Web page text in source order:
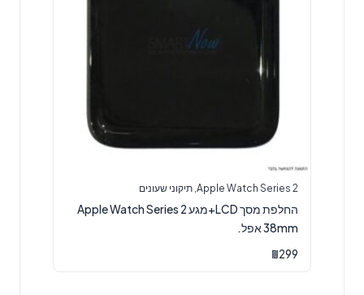
Apple Watch Series 2
,תיקוני שעונים
החלפת מסך LCD+מגע Apple Watch Series 2
38mm אפל.
₪299